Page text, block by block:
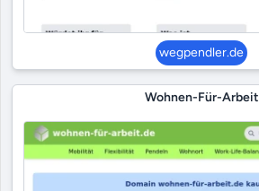
wegpendler.de
Wohnen-Für-Arbeit